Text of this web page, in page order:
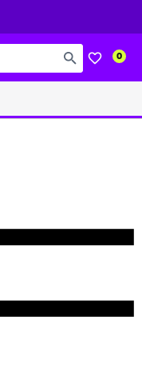
0